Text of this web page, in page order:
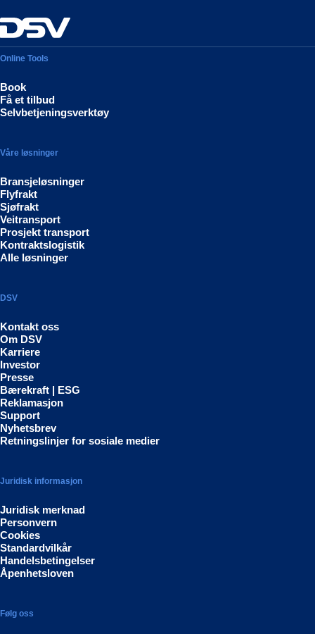
Online Tools
Book
Få et tilbud
Selvbetjeningsverktøy
Våre løsninger
Bransjeløsninger
Flyfrakt
Sjøfrakt
Veitransport
Prosjekt transport
Kontraktslogistik
Alle løsninger
DSV
Kontakt oss
Om DSV
Karriere
Investor
Presse
Bærekraft | ESG
Reklamasjon
Support
Nyhetsbrev
Retningslinjer for sosiale medier
Juridisk informasjon
Juridisk merknad
Personvern
Cookies
Standardvilkår
Handelsbetingelser
Åpenhetsloven
Følg oss